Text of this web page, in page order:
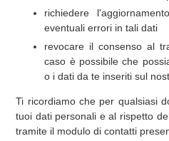
richiedere
eventuali errori in tali dati
revocare il consenso al
caso è possibile che
o i dati da te inseriti sul
Ti ricordiamo che per qualsiasi
tuoi dati personali e al rispetto
tramite il modulo di contatti